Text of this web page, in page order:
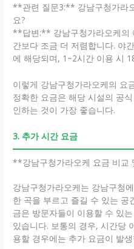
**관련 질문3:** 강남구청가라
요?
**답변:** 강남구청가라오케의
간보다 조금 더 저렴합니다. 야
에 해당되며, 1~2시간 이용 시
이렇게 강남구청가라오케의 요
정확한 요금은 해당 시설의 공
인하는 것이 가장 좋습니다.
3. 추가 시간 요금
**강남구청가라오케 요금 비교
강남구청가라오케는 강남구청
한 곡을 부르고 즐길 수 있는 공
금은 방문자들이 이용할 수 있
있습니다. 보통의 경우, 시간당
용할 경우에는 추가 요금이 발